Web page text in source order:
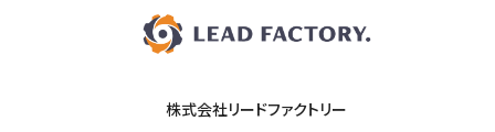
株式会社リードファクトリー